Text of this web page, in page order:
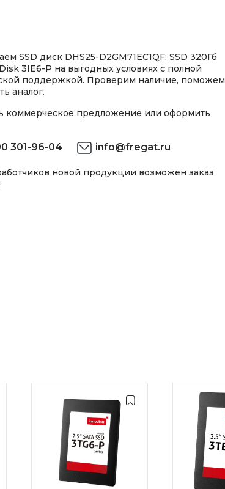
SSD диск DHS25-D2GM71EC1QF: SSD 320Гб
3IE6-P на выгодных условиях с полной
поддержкой. Проверим наличие, поможем
аналог.
коммерческое предложение или оформить
301-96-04 info@fregat.ru
новой продукции возможен заказ